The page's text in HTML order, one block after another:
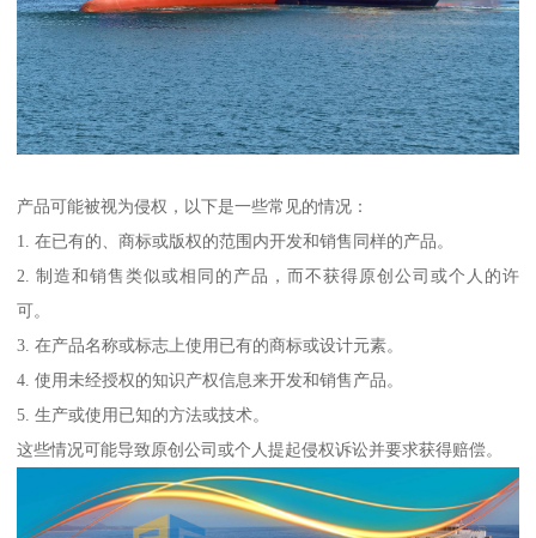
产品可能被视为侵权，以下是一些常见的情况：
1. 在已有的、商标或版权的范围内开发和销售同样的产品。
2. 制造和销售类似或相同的产品，而不获得原创公司或个人的许
可。
3. 在产品名称或标志上使用已有的商标或设计元素。
4. 使用未经授权的知识产权信息来开发和销售产品。
5. 生产或使用已知的方法或技术。
这些情况可能导致原创公司或个人提起侵权诉讼并要求获得赔偿。